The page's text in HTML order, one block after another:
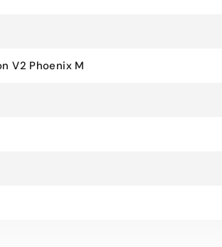
V2 Phoenix M